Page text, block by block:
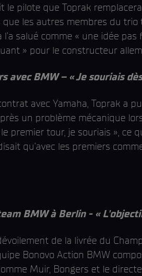
pilote que Toprak
les autres membres du trio
salué comme « une idée
» pour le constructeur
avec BMW – « Je souriais
avec Yamaha, Toprak a
un problème mécanique
premier tour, je souriais », ce
qu'avec les premiers
BMW à Berlin - «
de la livrée du
Bonovo Action BMW
Muir, Bongers et le